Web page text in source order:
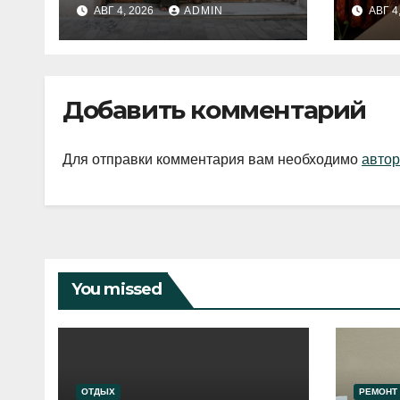
2026 года
АВГ 4, 2026 ADMIN АВГ
Добавить комментарий
Для отправки комментария вам необходимо
You missed
ОТДЫХ РЕМОНТ